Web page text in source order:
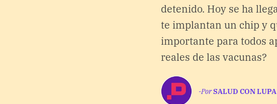
detenido. Hoy se ha
te implantan un chip y
importante para todos
reales de las vacunas?
-PorSALUD CON LUPA